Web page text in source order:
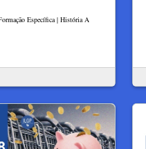
Específica | História A